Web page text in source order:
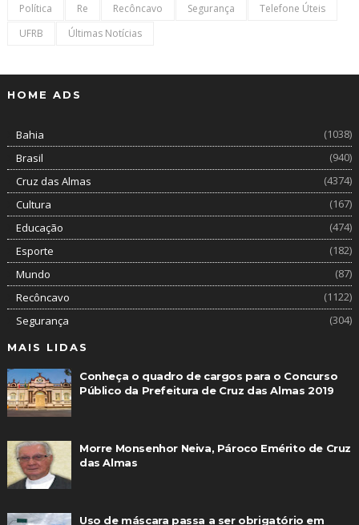
Política
Re Recôncavo Segurança
Telefone Úteis
UFRB
Últimas Notícias
HOME ADS
Bahia
(1038)
Brasil
(940)
Cruz das Almas
(4374)
Cultura
(167)
Educação
(474)
Esporte
(182)
Mundo
(87)
Recôncavo
(1122)
Segurança
(304)
MAIS LIDAS
Conheça o quadro de cargos para o Concurso
Público da Prefeitura de Cruz das Almas 2019
Morre Monsenhor Neiva, Pároco Emérito de Cruz
das Almas
Uso de máscara passa a ser obrigatório em